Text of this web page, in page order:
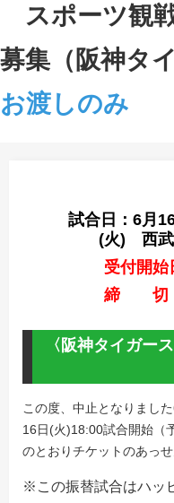
スポーツ観
募集（阪神タ
お渡しのみ
試合日：6月
(火) 西武
受付開始
締 切 ：
〈阪神タイガー
この度、中止となりました
16日(火)18:00試合開始（
のとおりチケットのあっせ
※この振替試合はハッ